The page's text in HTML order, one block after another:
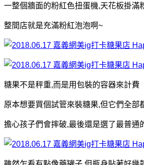
一整個牆面的粉紅色扭蛋機,天花板掛滿
整間店就是充滿粉紅泡泡啊~
糖果不是秤重,而是用包裝的容器來計費
原本想要買個試管來裝糖果,但它們全部
擔心孩子們會摔破,最後還是選了最普通